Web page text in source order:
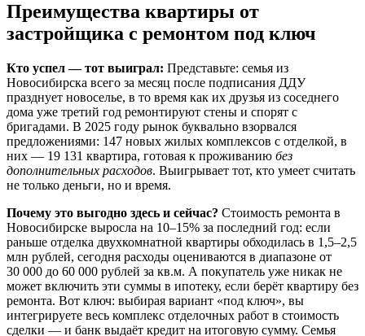
Преимущества квартиры от
застройщика с ремонтом под ключ
Кто успел — тот выиграл: Представьте: семья из
Новосибирска всего за месяц после подписания ДДУ
празднует новоселье, в то время как их друзья из соседнего
дома уже третий год ремонтируют стены и спорят с
бригадами. В 2025 году рынок буквально взорвался
предложениями: 147 новых жилых комплексов с отделкой, в
них — 19 131 квартира, готовая к проживанию без
дополнительных расходов. Выигрывает тот, кто умеет считать
не только деньги, но и время.
Почему это выгодно здесь и сейчас? Стоимость ремонта в
Новосибирске выросла на 10–15% за последний год: если
раньше отделка двухкомнатной квартиры обходилась в 1,5–2,5
млн рублей, сегодня расходы оцениваются в диапазоне от
30 000 до 60 000 рублей за кв.м. А покупатель уже никак не
может включить эти суммы в ипотеку, если берёт квартиру без
ремонта. Вот ключ: выбирая вариант «под ключ», вы
интегрируете весь комплекс отделочных работ в стоимость
сделки — и банк выдаёт кредит на итоговую сумму. Семья